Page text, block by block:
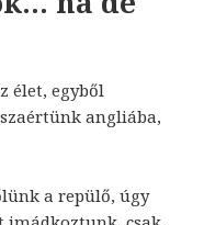
élet, egyből
angliába,
a repülő, úgy